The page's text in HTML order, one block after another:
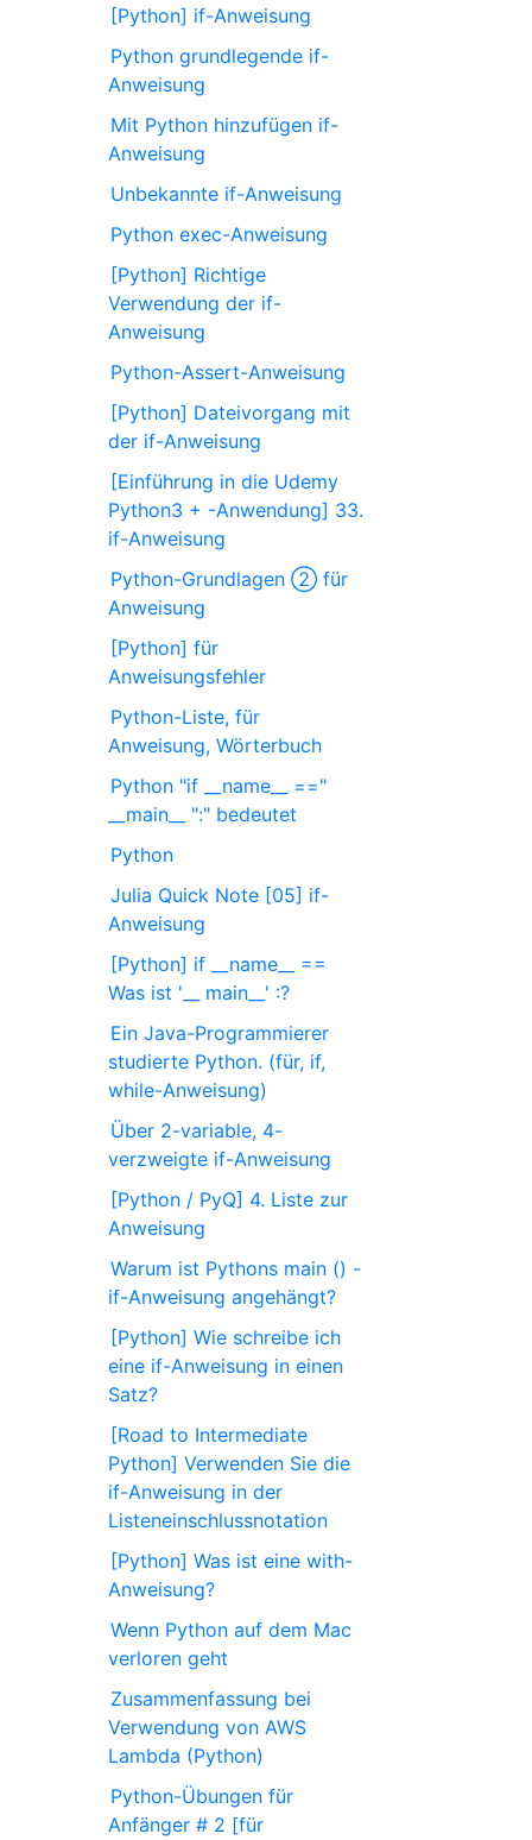
[Python] if-Anweisung
Python grundlegende if-
Anweisung
Mit Python hinzufügen if-
Anweisung
Unbekannte if-Anweisung
Python exec-Anweisung
[Python] Richtige
Verwendung der if-
Anweisung
Python-Assert-Anweisung
[Python] Dateivorgang mit
der if-Anweisung
[Einführung in die Udemy
Python3 + -Anwendung] 33.
if-Anweisung
Python-Grundlagen ② für
Anweisung
[Python] für
Anweisungsfehler
Python-Liste, für
Anweisung, Wörterbuch
Python "if __name__ =="
__main__ ":" bedeutet
Python
Julia Quick Note [05] if-
Anweisung
[Python] if __name__ ==
Was ist '__ main__' :?
Ein Java-Programmierer
studierte Python. (für, if,
while-Anweisung)
Über 2-variable, 4-
verzweigte if-Anweisung
[Python / PyQ] 4. Liste zur
Anweisung
Warum ist Pythons main () -
if-Anweisung angehängt?
[Python] Wie schreibe ich
eine if-Anweisung in einen
Satz?
[Road to Intermediate
Python] Verwenden Sie die
if-Anweisung in der
Listeneinschlussnotation
[Python] Was ist eine with-
Anweisung?
Wenn Python auf dem Mac
verloren geht
Zusammenfassung bei
Verwendung von AWS
Lambda (Python)
Python-Übungen für
Anfänger # 2 [für